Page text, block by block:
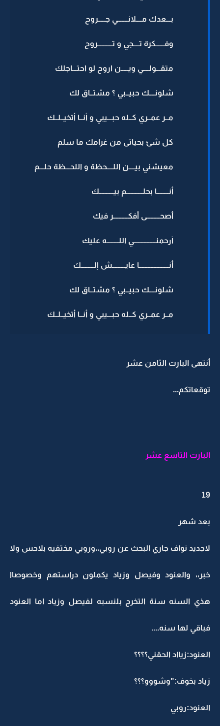
بـــعدك مــــلانـــــــي جـــــروح
وفــــــكرة تــــجي و تــــــــــروح
متقـــولــــي ويـــــن اروح لو احتـــاجلك
شلونــــك حبيــبي ؟ مشتــاق لك
مــر عمــري كــله حبـــيبي و أنــا أتخيــلــك
كل شئ بحياتى من غرامك ما سلم
معيشني بيــــن اللــــحظة و اللحـــظة حلـــم
أنــــــــا بحلـــــــــــم بيــــــــــك
أصحـــــــــى أفكــــــــــر فيك
أرحمنـــــــــــــــي اللــــــــه عليك
أنــــــــــــــــــــا عايـــــــــش إلـــــــــك
شلونــــك حبيــبي ؟ مشتــاق لك
مــر عمــري كــله حبـــيبي و أنــا أتخيــلــك
أنتهى البارت الثامن عشر
توقعاتكم...
البارت التاسع عشر
19
بعد شهر
لاجديد نواف جاري البحث عن روبي،،وروبي مختفيه بلاحس ولا
خبر،، والعنود وفيصل وزياد يكملون دراستهم وخصوصاا
هذي السنه سنة التخرج بلنسبه لفيصل وزياد اما العنود
فباقي لها سنه....
العنود:زيااد الحقني؟؟؟؟
زياد بخوف:"وشووو؟؟؟
العنود:روبي